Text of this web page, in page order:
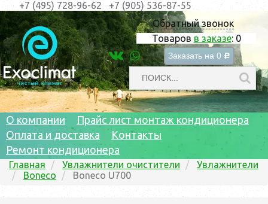
Обратный звонок
Товаров в заказе: 0
Заказать на 0 c
+7 (495) 728-96-62 +7 (905) 536-87-55
О компании
Прайс лист монтаж кондиционера
Оплата и доставка
Контакты
Ремонт кондиционера
Главная Увлажнители очистители
Увлажнители
Boneco
Boneco U700